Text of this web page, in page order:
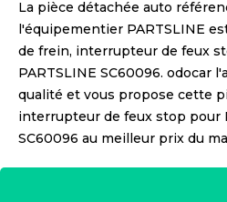
La pièce détachée auto
l'équipementier PARTSLINE
de frein, interrupteur de feux
PARTSLINE SC60096. odocar
qualité et vous propose cette
interrupteur de feux stop pour
SC60096 au meilleur prix du